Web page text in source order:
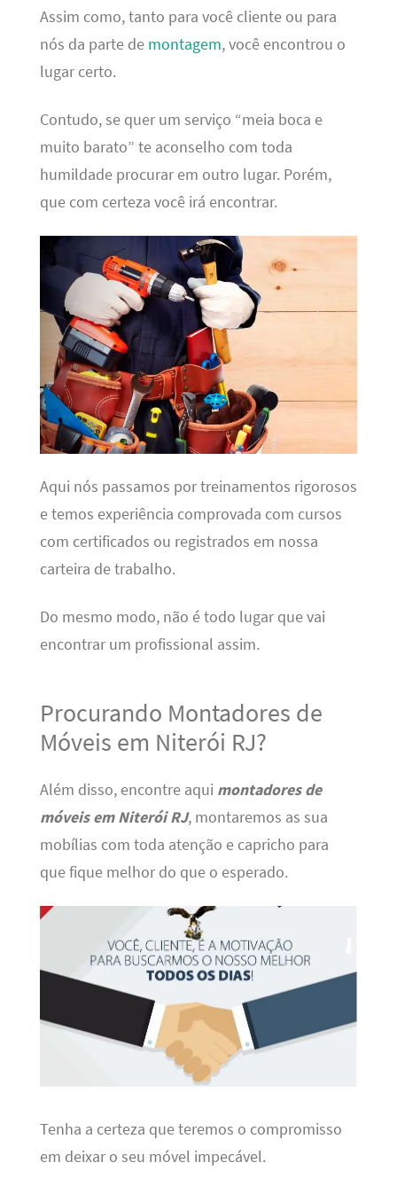
Assim como, tanto para você cliente ou para
nós da parte de montagem, você encontrou o
lugar certo.
Contudo, se quer um serviço “meia boca e
muito barato” te aconselho com toda
humildade procurar em outro lugar. Porém,
que com certeza você irá encontrar.
Aqui nós passamos por treinamentos rigorosos
e temos experiência comprovada com cursos
com certificados ou registrados em nossa
carteira de trabalho.
Do mesmo modo, não é todo lugar que vai
encontrar um profissional assim.
Procurando Montadores de
Móveis em Niterói RJ?
Além disso, encontre aqui montadores de
móveis em Niterói RJ, montaremos as sua
mobílias com toda atenção e capricho para
que fique melhor do que o esperado.
Tenha a certeza que teremos o compromisso
em deixar o seu móvel impecável.